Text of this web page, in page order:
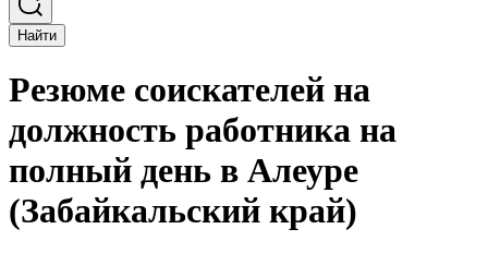
Найти
Резюме соискателей на
должность работника на
полный день в Алеуре
(Забайкальский край)